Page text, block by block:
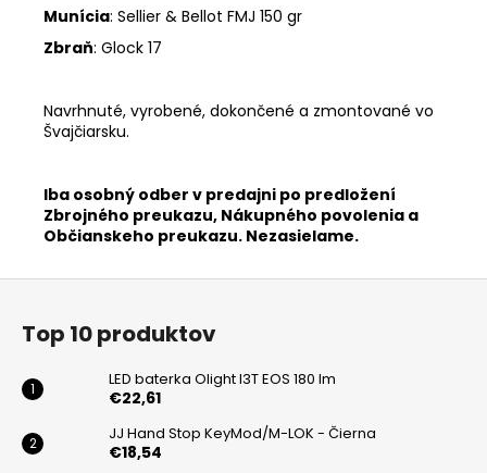
Munícia: Sellier & Bellot FMJ 150 gr
Zbraň: Glock 17
Navrhnuté, vyrobené, dokončené a zmontované vo
Švajčiarsku.
Iba osobný odber v predajni po predložení
Zbrojného preukazu, Nákupného povolenia a
Občianskeho preukazu. Nezasielame.
Z
Top 10 produktov
LED baterka Olight I3T EOS 180 lm
€22,61
JJ Hand Stop KeyMod/M-LOK - Čierna
€18,54